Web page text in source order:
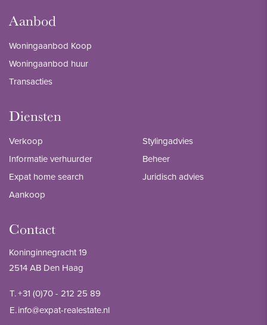
Aanbod
Woningaanbod Koop
Woningaanbod huur
Transacties
Diensten
Verkoop
Informatie verhuurder
Expat home search
Aankoop
Stylingadvies
Beheer
Juridisch advies
Contact
Koninginnegracht 19
2514 AB Den Haag
T.+31 (0)70 - 212 25 89
E.info@expat-realestate.nl